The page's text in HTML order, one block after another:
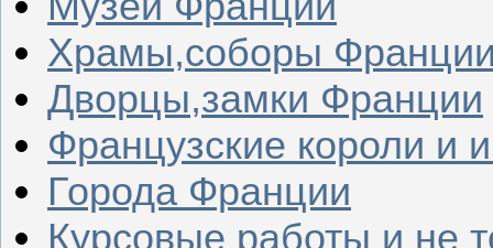
Храмы,соборы
Дворцы,замки Франции
Французские короли и
Города Франции
Курсовые работы и не